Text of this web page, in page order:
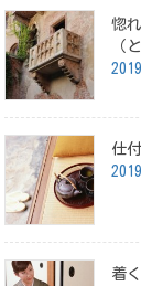
惚
（
仕
着